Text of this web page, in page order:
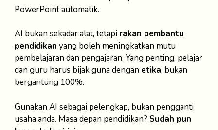
PowerPoint automatik.
AI bukan sekadar alat, tetapi rakan pembantu
pendidikan yang boleh meningkatkan mutu
pembelajaran dan pengajaran. Yang penting, pelajar
dan guru harus bijak guna dengan etika, bukan
bergantung 100%.
Gunakan AI sebagai pelengkap, bukan pengganti
usaha anda. Masa depan pendidikan? Sudah pun